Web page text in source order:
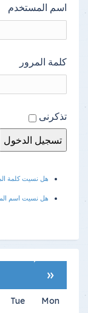
اسم المستخدم
كلمة المرور
تذكرنى
هل نسيت كلمة
هل نسيت اسم
«
Mon
Tue